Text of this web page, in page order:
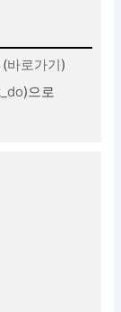
(바로가기)
)으로